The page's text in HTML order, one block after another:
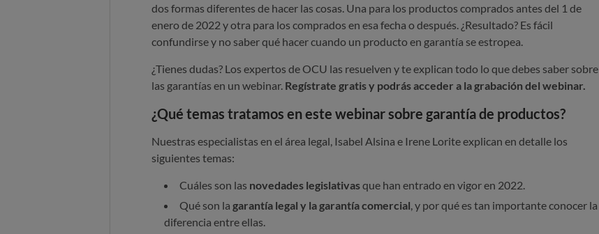
dos formas diferentes de hacer las cosas. Una para los productos comprados antes del 1 de
enero de 2022 y otra para los comprados en esa fecha o después. ¿Resultado? Es fácil
confundirse y no saber qué hacer cuando un producto en garantía se estropea.
¿Tienes dudas? Los expertos de OCU las resuelven y te explican todo lo que debes saber sobre
las garantías en un webinar. Regístrate gratis y podrás acceder a la grabación del webinar.
¿Qué temas tratamos en este webinar sobre garantía de productos?
Nuestras especialistas en el área legal, Isabel Alsina e Irene Lorite explican en detalle los
siguientes temas:
Cuáles son las novedades legislativasque han entrado en vigor en 2022.
Qué son la garantía legal y la garantía comercial , y por qué es tan importante conocer la
diferencia entre ellas.